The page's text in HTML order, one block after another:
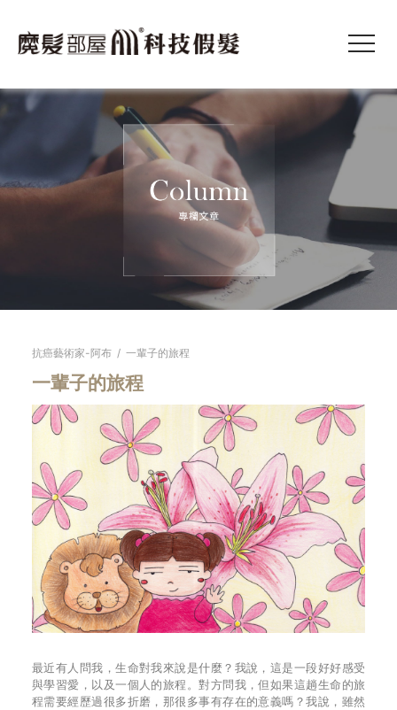
抗癌藝術家-阿布 / 一輩子的旅程
一輩子的旅程
最近有人問我，生命對我來說是什麼？我說，這是一段好好感受
與學習愛，以及一個人的旅程。對方問我，但如果這趟生命的旅
程需要經歷過很多折磨，那很多事有存在的意義嗎？我說，雖然